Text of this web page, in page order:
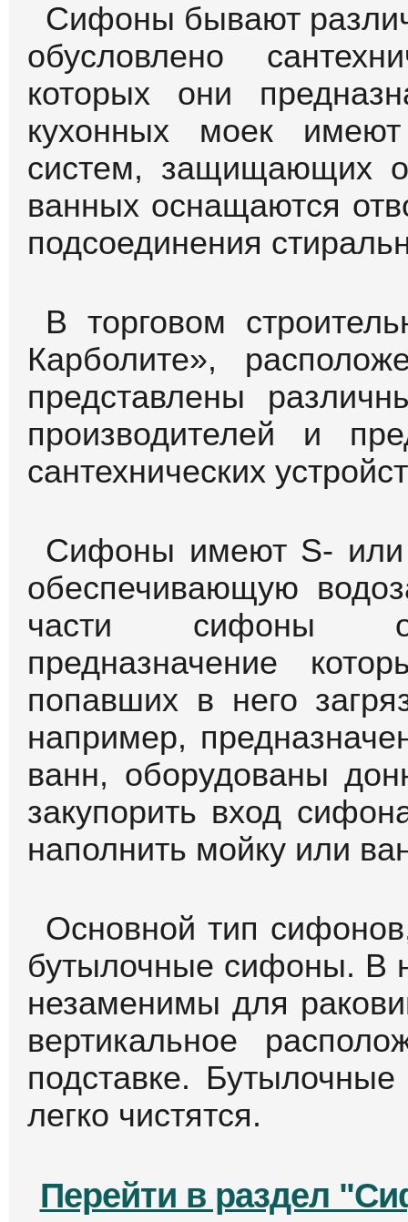
Сифоны бывают
обусловлено
которых они
кухонных моек
систем, защищающих
ванных оснащаются
подсоединения
В торговом
Карболите»,
представлены
производителей и
сантехнических
Сифоны имеют S- или
обеспечивающую
части сифоны
предназначение
попавших в него
например,
ванн, оборудованы
закупорить вход
наполнить мойку или
Основной тип
бутылочные сифоны. В
незаменимы для
вертикальное
подставке.
легко чистятся.
Перейти в раздел